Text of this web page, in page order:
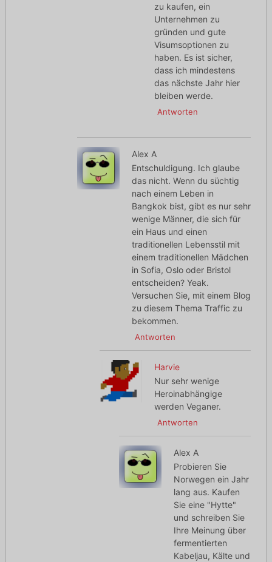
zu kaufen, ein
Unternehmen zu
gründen und gute
Visumsoptionen zu
haben. Es ist sicher,
dass ich mindestens
das nächste Jahr hier
bleiben werde.
Antworten
Alex A
Entschuldigung. Ich glaube
das nicht. Wenn du süchtig
nach einem Leben in
Bangkok bist, gibt es nur sehr
wenige Männer, die sich für
ein Haus und einen
traditionellen Lebensstil mit
einem traditionellen Mädchen
in Sofia, Oslo oder Bristol
entscheiden? Yeak.
Versuchen Sie, mit einem Blog
zu diesem Thema Traffic zu
bekommen.
Antworten
Harvie
Nur sehr wenige
Heroinabhängige
werden Veganer.
Antworten
Alex A
Probieren Sie
Norwegen ein Jahr
lang aus. Kaufen
Sie eine "Hytte"
und schreiben Sie
Ihre Meinung über
fermentierten
Kabeljau, Kälte und